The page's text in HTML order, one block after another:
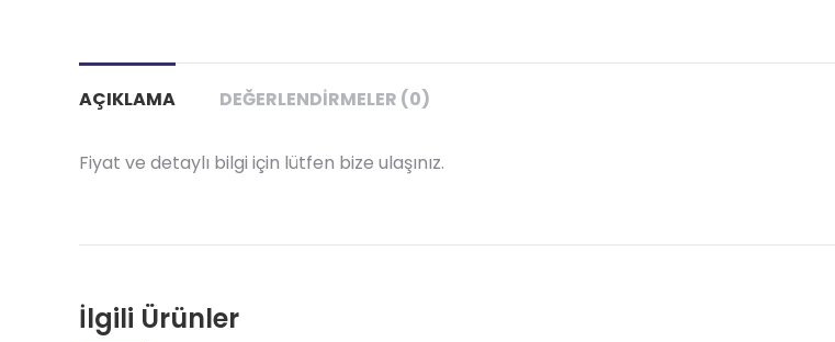
AÇIKLAMA DEĞERLENDIRMELER (0)
Fiyat ve detaylı bilgi için lütfen bize ulaşınız.
İlgili Ürünler